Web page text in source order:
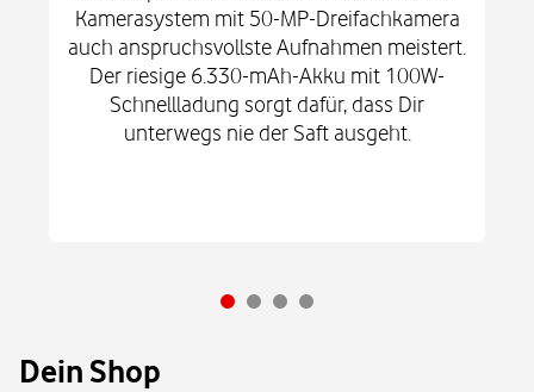
Kamerasystem mit 50-MP-Dreifachkamera
auch anspruchsvollste Aufnahmen meistert.
Der riesige 6.330-mAh-Akku mit 100W-
Schnellladung sorgt dafür, dass Dir
unterwegs nie der Saft ausgeht.
Dein Shop